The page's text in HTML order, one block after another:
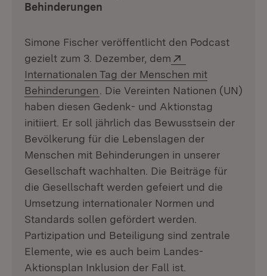
Behinderungen
Simone Fischer veröffentlicht den Podcast
gezielt zum 3. Dezember, dem
Internationalen Tag der Menschen mit
Behinderungen (Öffnet in neuem Fenster)
. Die Vereinten Nationen (UN)
haben diesen Gedenk- und Aktionstag
initiiert. Er soll jährlich das Bewusstsein der
Bevölkerung für die Lebenslagen der
Menschen mit Behinderungen in unserer
Gesellschaft wachhalten. Die Beiträge für
die Gesellschaft werden gefeiert und die
Umsetzung internationaler Normen und
Standards sollen gefördert werden.
Partizipation und Beteiligung sind zentrale
Elemente, wie es auch beim Landes-
Aktionsplan Inklusion der Fall ist.